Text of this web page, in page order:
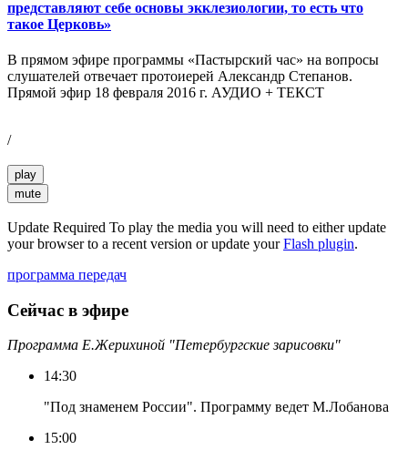
представляют себе основы экклезиологии, то есть что
такое Церковь»
В прямом эфире программы «Пастырский час» на вопросы
слушателей отвечает протоиерей Александр Степанов.
Прямой эфир 18 февраля 2016 г. АУДИО + ТЕКСТ
/
play
mute
Update Required To play the media you will need to either update
your browser to a recent version or update yourFlash plugin.
программа передач
Сейчас в эфире
Программа Е.Жерихиной "Петербургские зарисовки"
14:30
"Под знаменем России". Программу ведет М.Лобанова
15:00